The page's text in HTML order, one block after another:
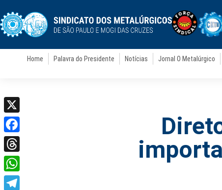
Home Palavra do Presidente Notícias Jornal O Metalúrgico
X
Facebook
Threads
WhatsApp